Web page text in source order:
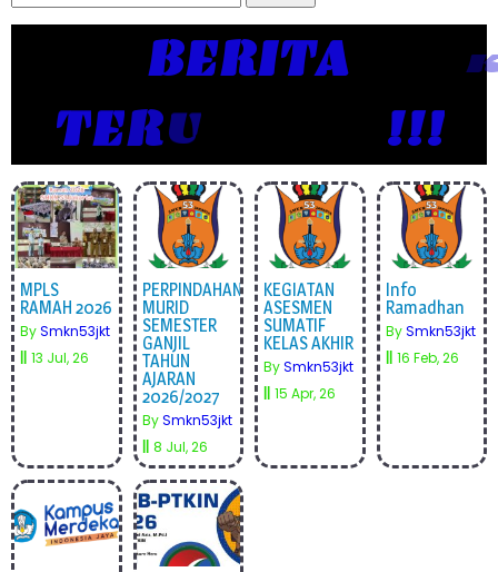
for:
BERITA
TERU !!!
MPLS
RAMAH 2026
BySmkn53jkt
13 Jul, 26
PERPINDAHAN
MURID
SEMESTER
GANJIL
TAHUN
AJARAN
2026/2027
BySmkn53jkt
8 Jul, 26
KEGIATAN
ASESMEN
SUMATIF
KELAS AKHIR
BySmkn53jkt
15 Apr, 26
Info
Ramadhan
BySmkn53jkt
16 Feb, 26